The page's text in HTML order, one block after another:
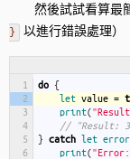
然後試試看算最
}
以進行錯誤處理）
1
2
3
4
5
6
do {
let value =
print(
// "Result:
} catch let error
print("Error: